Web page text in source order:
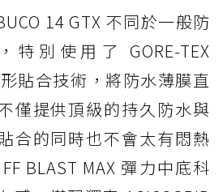
14 GTX 不同於一般防
特別使用了 GORE-TEX
貼合技術，將防水薄膜直
僅提供頂級的持久防水與
合的同時也不會太有悶熱
BLAST MAX 彈力中底科